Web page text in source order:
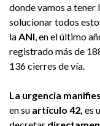
donde vamos a tener
solucionar todos
laANI, en el último
registrado más de
136 cierres de vía.
La urgencia
en su artículo 42, es